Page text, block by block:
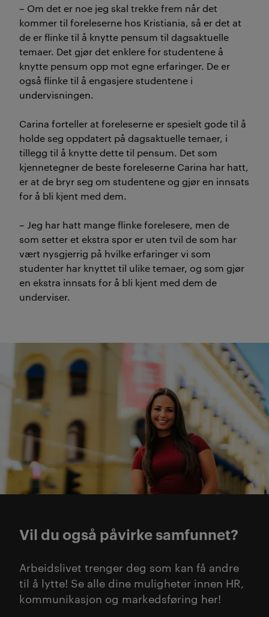
– Om det er noe jeg skal trekke frem når det
kommer til foreleserne hos Kristiania, så er det at
de er flinke til å knytte pensum til dagsaktuelle
temaer. Det gjør det enklere for studentene å
knytte pensum opp mot egne erfaringer. De er
også flinke til å engasjere studentene i
undervisningen.
Carina forteller at foreleserne er spesielt gode til å
holde seg oppdatert på dagsaktuelle temaer, i
tillegg til å knytte dette til pensum. Det som
kjennetegner de beste foreleserne Carina har hatt,
er at de bryr seg om studentene og gjør en innsats
for å bli kjent med dem.
– Jeg har hatt mange flinke forelesere, men de
som setter et ekstra spor er uten tvil de som har
vært nysgjerrig på hvilke erfaringer vi som
studenter har knyttet til ulike temaer, og som gjør
en ekstra innsats for å bli kjent med dem de
underviser.
HR, markedsføring og
Vil du også påvirke samfunnet?
Arbeidslivet trenger deg som kan få andre
til å lytte! Se alle dine muligheter innen HR,
kommunikasjon og markedsføring her!